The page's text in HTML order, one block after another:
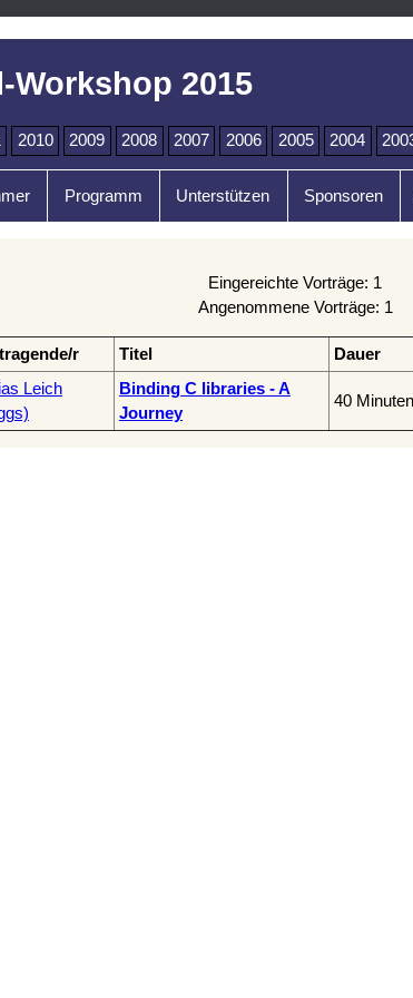
Workshop 2015
2010 2009 2008 2007 2006 2005 2004
Programm Unterstützen Sponsoren
Eingereichte Vorträge: 1
Angenommene Vorträge: 1
r Titel Dauer
Leich
‎Binding C libraries - A
Journey‎
40 Minuten